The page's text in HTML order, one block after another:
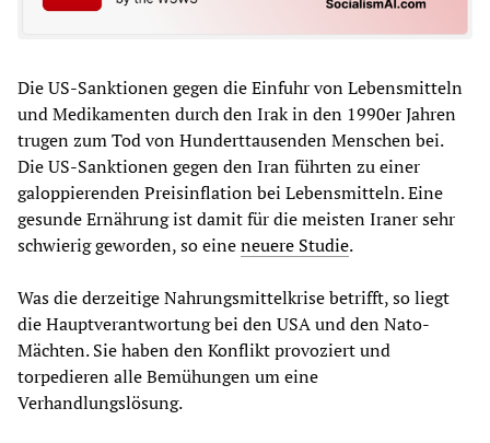
Die US-Sanktionen gegen die Einfuhr von Lebensmitteln
und Medikamenten durch den Irak in den 1990er Jahren
trugen zum Tod von Hunderttausenden Menschen bei.
Die US-Sanktionen gegen den Iran führten zu einer
galoppierenden Preisinflation bei Lebensmitteln. Eine
gesunde Ernährung ist damit für die meisten Iraner sehr
schwierig geworden, so eineneuere Studie.
Was die derzeitige Nahrungsmittelkrise betrifft, so liegt
die Hauptverantwortung bei den USA und den Nato-
Mächten. Sie haben den Konflikt provoziert und
torpedieren alle Bemühungen um eine
Verhandlungslösung.